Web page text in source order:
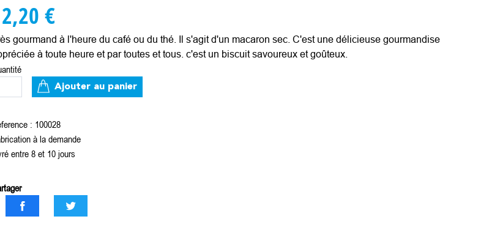
€
gourmand à l'heure du café ou du thé. Il s'agit d'un macaron sec. C'est une délicieuse gourmandise
à toute heure et par toutes et tous. c'est un biscuit savoureux et goûteux.
Ajouter au panier
: 100028
à la demande
entre 8 et 10 jours